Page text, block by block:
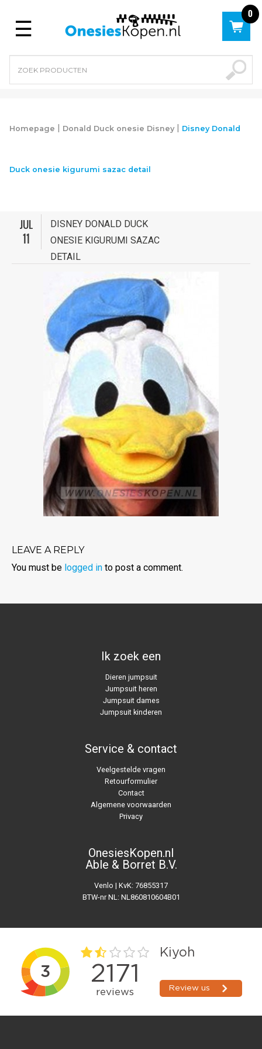
Menu
0
Homepage | Donald Duck onesie Disney| Disney Donald
Duck onesie kigurumi sazac detail
JUL
11
DISNEY DONALD DUCK
ONESIE KIGURUMI SAZAC
DETAIL
LEAVE A REPLY
You must be logged in to post a comment.
Ik zoek een
Dieren jumpsuit
Jumpsuit heren
Jumpsuit dames
Jumpsuit kinderen
Service & contact
Veelgestelde vragen
Retourformulier
Contact
Algemene voorwaarden
Privacy
OnesiesKopen.nl
Able & Borret B.V.
Venlo | KvK: 76855317
BTW-nr NL: NL860810604B01